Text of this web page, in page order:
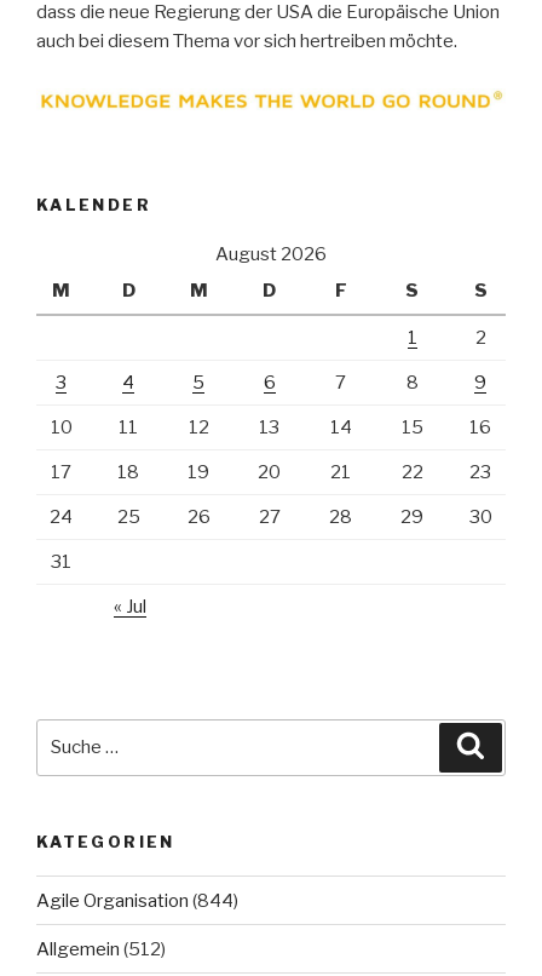
dass die neue Regierung der USA die Europäische Union
auch bei diesem Thema vor sich hertreiben möchte.
KALENDER
August 2026
M
D M D F S S
1 2
3 4 5 6 7 8 9
10 11 12 13 14 15 16
17 18 19 20 21 22 23
24 25 26 27 28 29 30
31
« Jul
KATEGORIEN
Agile Organisation (844)
Allgemein (512)